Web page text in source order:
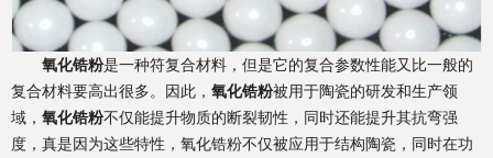
氧化锆粉是一种符复合材料，但是它的复合参数性能又比一般的
复合材料要高出很多。因此， 氧化锆粉被用于陶瓷的研发和生产领
域， 氧化锆粉不仅能提升物质的断裂韧性，同时还能提升其抗弯强
度，真是因为这些特性，氧化锆粉不仅被应用于结构陶瓷，同时在功